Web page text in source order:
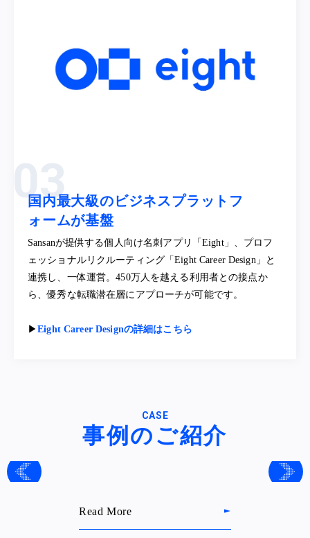
国内最大級のビジネスプラットフ
ォームが基盤
Sansanが提供する個人向け名刺アプリ「Eight」、プロフ
ェッショナルリクルーティング「Eight Career Design」と
連携し、一体運営。450万人を越える利用者との接点か
ら、優秀な転職潜在層にアプローチが可能です。
▶︎Eight Career Designの詳細はこちら
CASE
事例のご紹介
Read More